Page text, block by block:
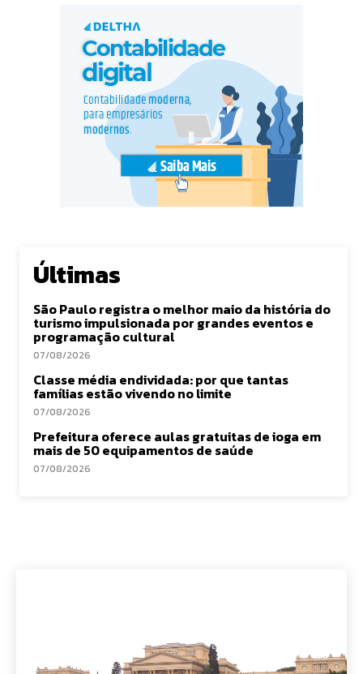
Últimas
São Paulo registra o melhor maio da história do
turismo impulsionada por grandes eventos e
programação cultural
07/08/2026
Classe média endividada: por que tantas
famílias estão vivendo no limite
07/08/2026
Prefeitura oferece aulas gratuitas de ioga em
mais de 50 equipamentos de saúde
07/08/2026